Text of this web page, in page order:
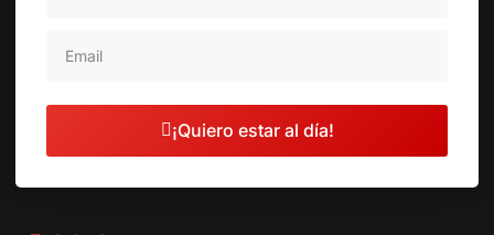
¡Quiero estar al día!